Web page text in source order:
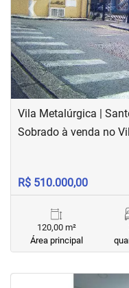
Previous
Vila Metalúrgica |
Sobrado à venda no
R$ 510.000,00
120,00 m²
Área principal